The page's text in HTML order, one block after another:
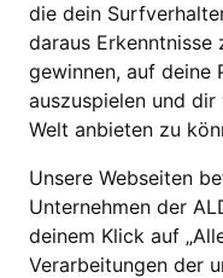
die dein
daraus Erkenntnisse
gewinnen, auf deine
auszuspielen und
Welt anbieten zu
Unsere Webseiten
Unternehmen der
deinem Klick auf
Verarbeitungen der